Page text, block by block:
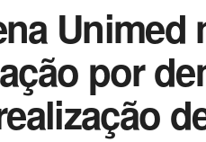
Unimed
por